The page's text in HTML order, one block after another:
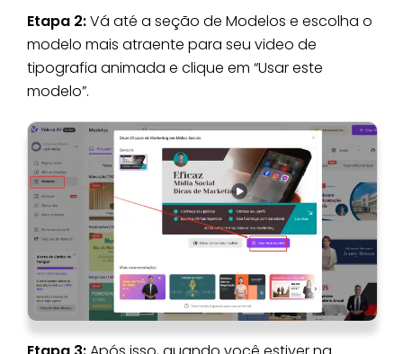
Etapa 2:Vá até a seção de Modelos e escolha o
modelo mais atraente para seu video de
tipografia animada e clique em “Usar este
modelo”.